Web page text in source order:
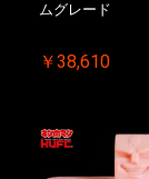
ムグレード
￥38,610